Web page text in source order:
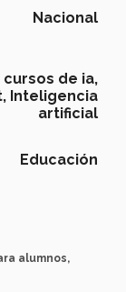
Nacional
cursos de ia,
Inteligencia
artificial
Educación
alumnos,